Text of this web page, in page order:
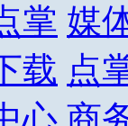
掌 媒
载 点
心 商